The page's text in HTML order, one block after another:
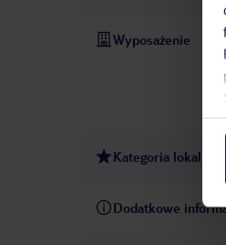
Wyposażenie
Kategoria lokalna
Dodatkowe